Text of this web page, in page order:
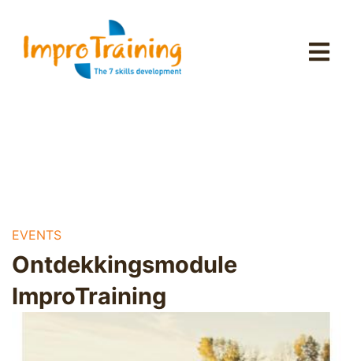
EVENTS
Ontdekkingsmodule
ImproTraining